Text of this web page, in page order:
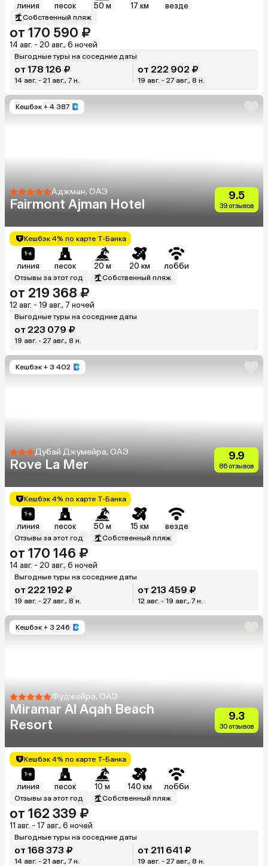
линия песок 50 м 17 км везде
Собственный пляж
от 170 590 ₽
14 авг. - 20 авг., 6 ночей
Выгодные туры на соседние даты
от 178 126 ₽
14 авг. - 21 авг., 7 н.
от 222 902 ₽
19 авг. - 27 авг., 8 н.
Кешбэк + 4 387
Аджман, ОАЭ
Fairmont Ajman Hotel
9.5
39 отзывов
Кешбэк 4% по карте Т-Банка
линия песок 20 м 20 км лобби
Отзывы за этот год Собственный пляж
от 219 368 ₽
12 авг. - 19 авг., 7 ночей
Выгодные туры на соседние даты
от 223 079 ₽
19 авг. - 27 авг., 8 н.
Кешбэк + 3 402
Дубай Джумейра, ОАЭ
Rove La Mer
9.9
86 отзывов
Кешбэк 4% по карте Т-Банка
линия песок 50 м 15 км везде
Отзывы за этот год Собственный пляж
от 170 146 ₽
14 авг. - 20 авг., 6 ночей
Выгодные туры на соседние даты
от 222 192 ₽
19 авг. - 27 авг., 8 н.
от 213 459 ₽
12 авг. - 19 авг., 7 н.
Кешбэк + 3 246
Фуджейра, ОАЭ
Miramar Al Aqah Beach
Resort
9.3
30 отзывов
Кешбэк 4% по карте Т-Банка
линия песок 10 м 140 км лобби
Отзывы за этот год Собственный пляж
от 162 339 ₽
11 авг. - 17 авг., 6 ночей
Выгодные туры на соседние даты
от 168 373 ₽
14 авг. - 21 авг., 7 н.
от 211 641 ₽
19 авг. - 27 авг., 8 н.